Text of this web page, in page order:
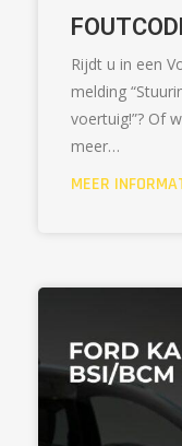
Rijdt u in een
melding
voertuig!”? Of
meer…
MEER